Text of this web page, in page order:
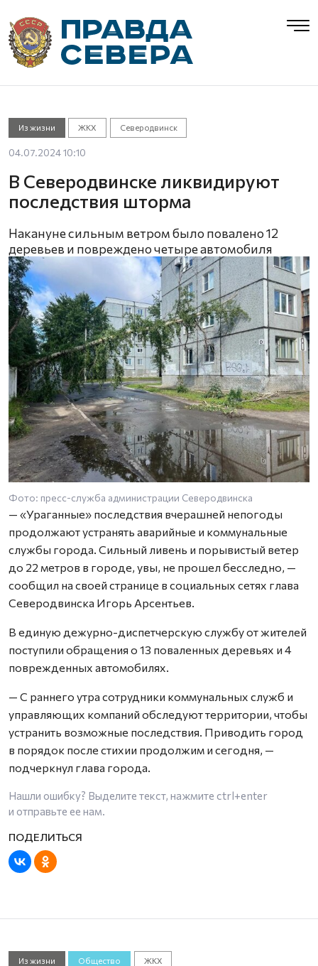
Из жизни ЖКХ Северодвинск
04.07.2024 10:10
В Северодвинске ликвидируют
последствия шторма
Накануне сильным ветром было повалено 12
деревьев и повреждено четыре автомобиля
Фото: пресс-служба администрации Северодвинска
— «Ураганные» последствия вчерашней непогоды
продолжают устранять аварийные и коммунальные
службы города. Сильный ливень и порывистый ветер
до 22 метров в городе, увы, не прошел бесследно, —
сообщил на своей странице в социальных сетях глава
Северодвинска Игорь Арсентьев.
В единую дежурно-диспетчерскую службу от жителей
поступили обращения о 13 поваленных деревьях и 4
поврежденных автомобилях.
— С раннего утра сотрудники коммунальных служб и
управляющих компаний обследуют территории, чтобы
устранить возможные последствия. Приводить город
в порядок после стихии продолжим и сегодня, —
подчеркнул глава города.
Нашли ошибку? Выделите текст, нажмите ctrl+enter
и отправьте ее нам.
Из жизни Общество ЖКХ